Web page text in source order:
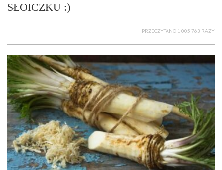
SŁOICZKU :)
PRZECZYTANO 1 005 763 RAZY